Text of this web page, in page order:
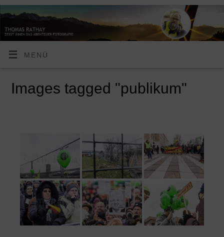
MENÜ
Images tagged "publikum"